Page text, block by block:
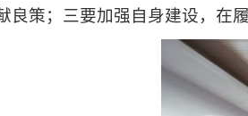
良策；三要加强自身建设，在